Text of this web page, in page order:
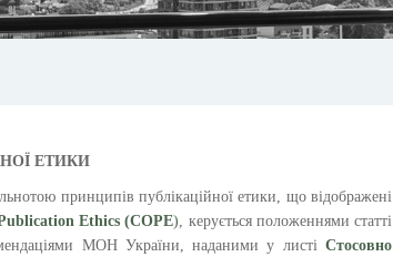
ЕТИКИ
принципів публікаційної етики, що відображені
Ethics (COPE), керується положеннями статті
МОН України, наданими у листіСтосовно